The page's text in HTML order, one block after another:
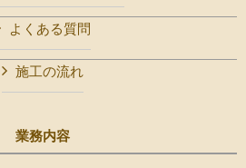
よくある質問
施工の流れ
業務内容